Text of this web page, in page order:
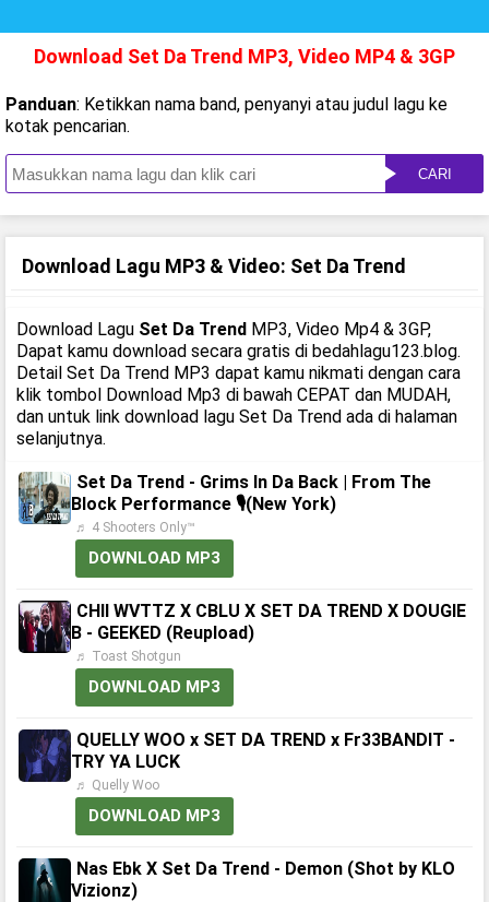
Download Set Da Trend MP3, Video MP4 & 3GP
Panduan: Ketikkan nama band, penyanyi atau judul lagu ke
kotak pencarian.
CARI
Download Lagu MP3 & Video: Set Da Trend
Download Lagu Set Da Trend MP3, Video Mp4 & 3GP,
Dapat kamu download secara gratis di bedahlagu123.blog.
Detail Set Da Trend MP3 dapat kamu nikmati dengan cara
klik tombol Download Mp3 di bawah CEPAT dan MUDAH,
dan untuk link download lagu Set Da Trend ada di halaman
selanjutnya.
Set Da Trend - Grims In Da Back | From The
Block Performance 🎙(New York)
♬ 4 Shooters Only™
DOWNLOAD MP3
CHII WVTTZ X CBLU X SET DA TREND X DOUGIE
B - GEEKED (Reupload)
♬ Toast Shotgun
DOWNLOAD MP3
QUELLY WOO x SET DA TREND x Fr33BANDIT -
TRY YA LUCK
♬ Quelly Woo
DOWNLOAD MP3
Nas Ebk X Set Da Trend - Demon (Shot by KLO
Vizionz)